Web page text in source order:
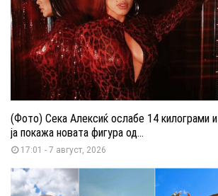
(Фото) Сека Алексиќ ослабе 14 килограми и
ја покажа новата фигура од...
17:01 - 7 август, 2026